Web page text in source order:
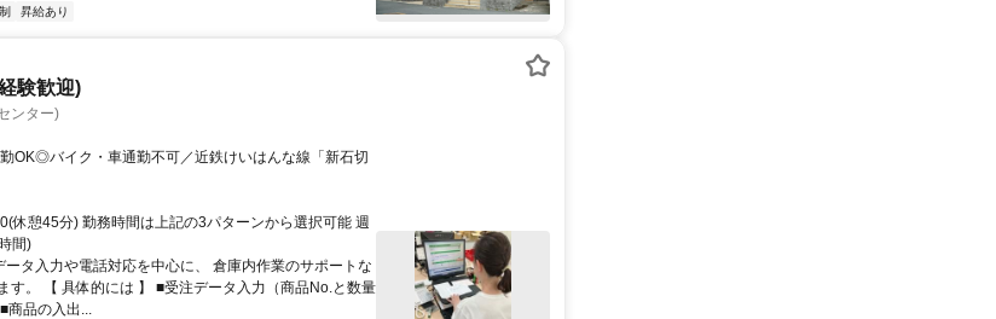
昇給あり
験歓迎)
ンター)
OK◎バイク・車通勤不可／近鉄けいはんな線「新石切
休憩45分) 勤務時間は上記の3パターンから選択可能 週
間)
タ入力や電話対応を中心に、 倉庫内作業のサポートな
す。 【 具体的には 】 ■受注データ入力（商品No.と数量
商品の入出...